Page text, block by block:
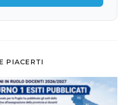
PIACERTI